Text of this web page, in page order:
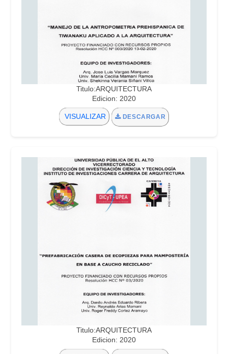
Titulo:ARQUITECTURA
Edicion: 2020
VISUALIZAR DESCARGAR
Titulo:ARQUITECTURA
Edicion: 2020